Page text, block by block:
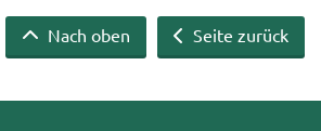
Seite zurück
Nach oben